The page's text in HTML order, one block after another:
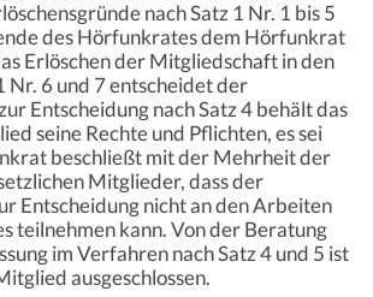
nach Satz 1 Nr. 1 bis 5
des Hörfunkrates dem Hörfunkrat
Erlöschen der Mitgliedschaft in den
Nr. 6 und 7 entscheidet der
Entscheidung nach Satz 4 behält das
seine Rechte und Pflichten, es sei
beschließt mit der Mehrheit der
Mitglieder, dass der
Entscheidung nicht an den Arbeiten
teilnehmen kann. Von der Beratung
im Verfahren nach Satz 4 und 5 ist
ausgeschlossen.